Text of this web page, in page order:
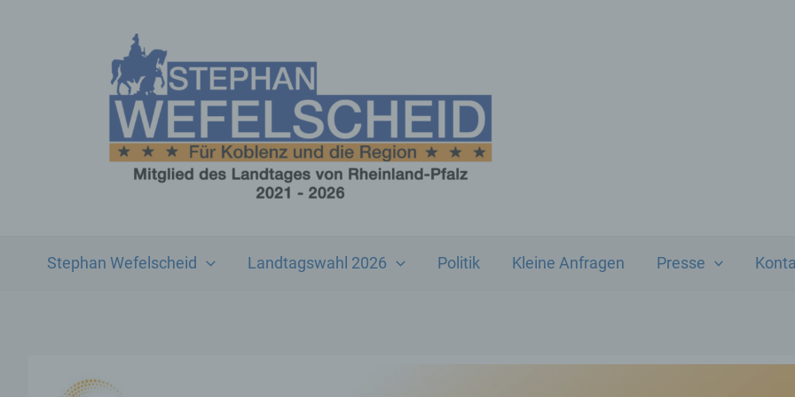
Stephan Wefelscheid Landtagswahl 2026 Politik Kleine Anfragen Presse